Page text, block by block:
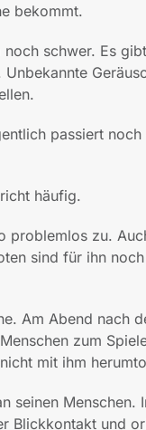
bekommt.
schwer. Es
passiert
häufig.
problemlos zu.
sind für ihn
Am Abend nach
zum
mit ihm
seinen Menschen.
Blickkontakt und